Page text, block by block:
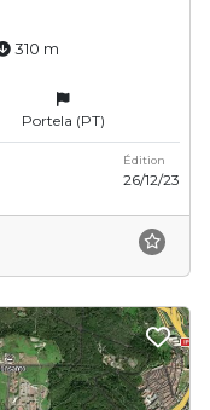
310 m
Portela (PT)
Édition
26/12/23